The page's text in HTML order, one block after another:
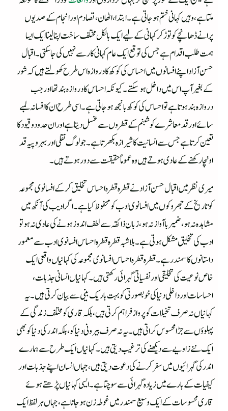
ملتا ہے، وہیں کہانی ختم ہوجاتی ہے۔ ابتدا، اٹھان، تصادم اور انجام کے صدیوں
پرانے ڈھانچے کو توڑ کر کہانی کے لیے ایک بالکل مختلف ساخت اپنا لینا ایک ایسا
ہمت طلب اقدام ہے جس کی توقع ایک عام کہانی کار سے نہیں کی جا سکتی۔ اقبال
حسن آزاد اپنے افسانوں میں احساس کی کوکھ کا دروازہ اس طرح کھولتے ہیں کہ شور
کے بغیر آپ اس میں داخل ہو سکتے۔ کیونکہ احساس کا دروازہ بند تھا اور جب
دروازہ بند ہوتا ہے تو احساس کی کوکھ بانجھ ہو جاتی ہے۔ اسی طرح ان کا افسانہ لمبے
سائے اور قد معاشرے کو شبنم کے قطروں سے غسل دیتا ہے اور ان حدود و قیود کا
تعین کرتا ہے جس سے انسانیت کا شیرازہ بکھرتا ہے۔ جو لوگ نقلی اور بہروپیہ قد
اونچا رکھنے کے عادی ہوتے ہیں وہ عموماً حقیقت سے دور ہوتے ہیں۔
میری نظر میں اقبال حسن آزاد نے قطرہ قطرہ احساس تخلیق کر کے افسانوی مجموعہ
کو تاریخ کے جھروکوں میں افسانوی ادب کو محفوظ کیا ہے۔ اگر ادیب کی آنکھ میں
مشاہدہ نہ ہو، ضمیر با آواز نہ ہو، زبان ذائقہ سے لطف اندوز ہونے کی عادی نہ ہو تو
ادب کی تخلیق مشکل ہوتی ہے۔ بلاشبہ قطرہ قطرہ احساس افسانوی ادب سے معمور
داستانوں کا سمندر ہے۔ قطرہ قطرہ احساس افسانوی مجموعہ کی کہانیاں واقعی ایک
خاص نوعیت کی تخلیقی اور نفسیاتی گہرائی رکھتی ہیں۔ کہانیاں انسانی جذبات،
احساسات اور داخلی دنیا کی خوبصورتی کو بہت باریک بینی سے بیان کرتی ہیں۔ یہ
کہانیاں نہ صرف تخیلات کو پرواز فراہم کرتی ہیں، بلکہ قاری کو مختلف زندگی کے
پہلوؤں سے جڑا محسوس کراتی ہیں۔یہ نہ صرف بیرونی دنیا کو، بلکہ اندر کی دنیا کو بھی
ایک نئے زاویے سے دیکھنے کی ترغیب دیتی ہیں۔ کہانیاں ایک طرح سے ہمارے
اندر کی گہرائیوں میں سفر کرنے کی دعوت دیتی ہیں، جہاں انسان اپنے جذبات اور
کیفیات کے بارے میں زیادہ گہرائی سے سوچتا ہے۔ ایسی کہانیاں پڑھتے ہوئے
قاری محسوسات کے ایک وسیع سمندر میں غوطہ زن ہو جاتا ہے، جہاں ہر لفظ ایک